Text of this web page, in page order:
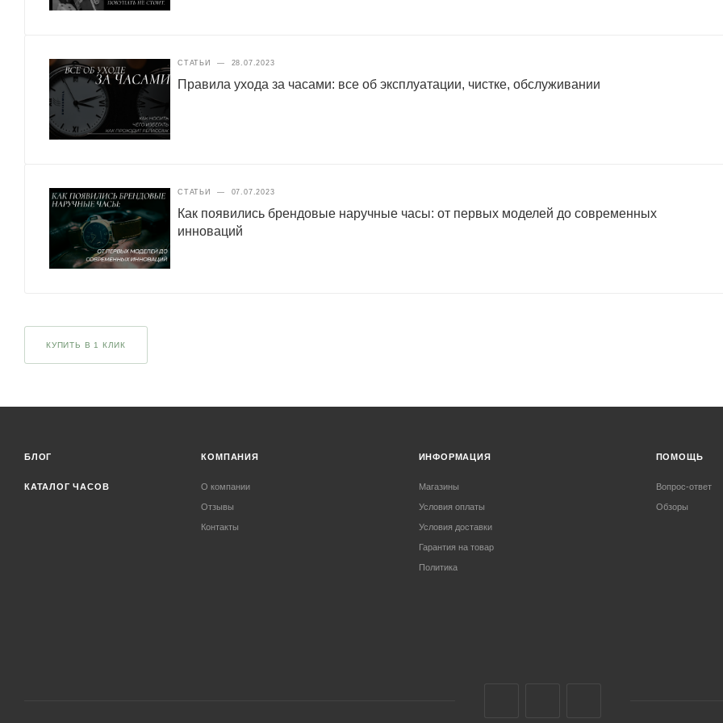
СТАТЬИ — 28.07.2023
Правила ухода за часами: все об эксплуатации, чистке, обслуживании
СТАТЬИ — 07.07.2023
Как появились брендовые наручные часы: от первых моделей до современных
инноваций
КУПИТЬ В 1 КЛИК
БЛОГ
КАТАЛОГ ЧАСОВ
КОМПАНИЯ
О компании
Отзывы
Контакты
ИНФОРМАЦИЯ
Магазины
Условия оплаты
Условия доставки
Гарантия на товар
Политика
ПОМОЩЬ
Вопрос-ответ
Обзоры